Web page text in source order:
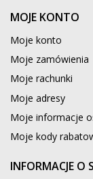
MOJE KONTO
Moje konto
Moje zamówienia
Moje rachunki
Moje adresy
Moje informacje
Moje kody
INFORMACJE O